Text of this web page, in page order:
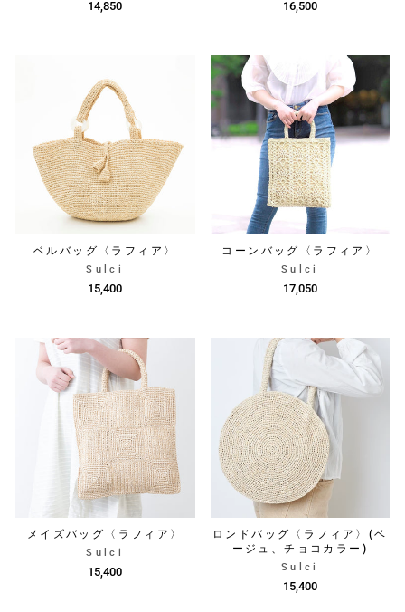
14,850 16,500
ベルバッグ〈ラフィア〉
Sulci
15,400
コーンバッグ〈ラフィア〉
Sulci
17,050
メイズバッグ〈ラフィア〉
Sulci
15,400
ロンドバッグ〈ラフィア〉(ベ
ージュ、チョコカラー)
Sulci
15,400